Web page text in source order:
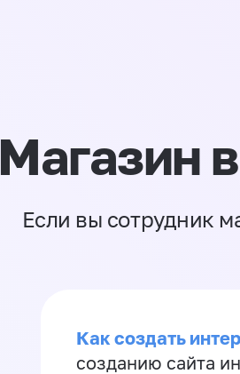
Магазин
Если вы сотрудник
Как создать
созданию сайта